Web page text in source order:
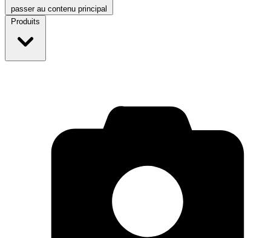
passer au contenu principal
Produits